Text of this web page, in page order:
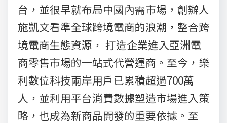
台，並很早就布局中國內需市場，創辦人
施凱文看準全球跨境電商的浪潮，整合跨
境電商生態資源， 打造企業進入亞洲電
商零售市場的一站式代營運商。至今，樂
利數位科技兩岸用戶已累積超過700萬
人，並利用平台消費數據塑造市場進入策
略，也成為新商品開發的重要依據。至